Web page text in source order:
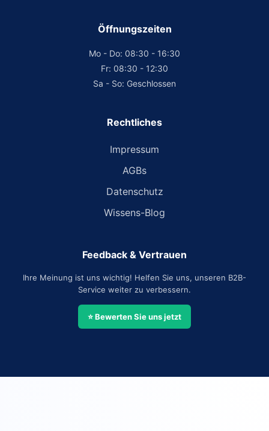
Öffnungszeiten
Mo - Do: 08:30 - 16:30
Fr: 08:30 - 12:30
Sa - So: Geschlossen
Rechtliches
Impressum
AGBs
Datenschutz
Wissens-Blog
Feedback & Vertrauen
Ihre Meinung ist uns wichtig! Helfen Sie uns, unseren B2B-
Service weiter zu verbessern.
⭐ Bewerten Sie uns jetzt